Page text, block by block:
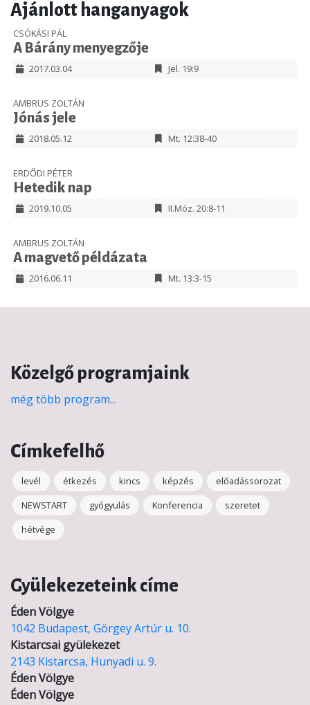
Ajánlott hanganyagok
CSÓKÁSI PÁL
A Bárány menyegzője
2017.03.04 Jel. 19:9
AMBRUS ZOLTÁN
Jónás jele
2018.05.12 Mt. 12:38-40
ERDŐDI PÉTER
Hetedik nap
2019.10.05 II.Móz. 20:8-11
AMBRUS ZOLTÁN
A magvető példázata
2016.06.11 Mt. 13:3-15
Közelgő programjaink
még több program...
Címkefelhő
levél étkezés kincs képzés
előadássorozat
NEWSTART
gyógyulás Konferencia
szeretet
hétvége
Gyülekezeteink címe
Éden Völgye
1042 Budapest, Görgey Artúr u. 10.
Kistarcsai gyülekezet
2143 Kistarcsa, Hunyadi u. 9.
Éden Völgye
Éden Völgye